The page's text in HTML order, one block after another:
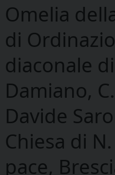
Omelia
di
diaconale
Damiano,
Davide
Chiesa di
pace,